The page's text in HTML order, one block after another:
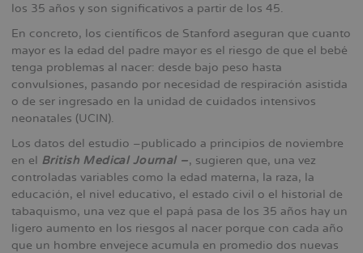
los 35 años y son significativos a partir de los 45.
En concreto, los científicos de Stanford aseguran que cuanto
mayor es la edad del padre mayor es el riesgo de que el bebé
tenga problemas al nacer: desde bajo peso hasta
convulsiones, pasando por necesidad de respiración asistida
o de ser ingresado en la unidad de cuidados intensivos
neonatales (UCIN).
Los datos del estudio –publicado a principios de noviembre
en el British Medical Journal –, sugieren que, una vez
controladas variables como la edad materna, la raza, la
educación, el nivel educativo, el estado civil o el historial de
tabaquismo, una vez que el papá pasa de los 35 años hay un
ligero aumento en los riesgos al nacer porque con cada año
que un hombre envejece acumula en promedio dos nuevas